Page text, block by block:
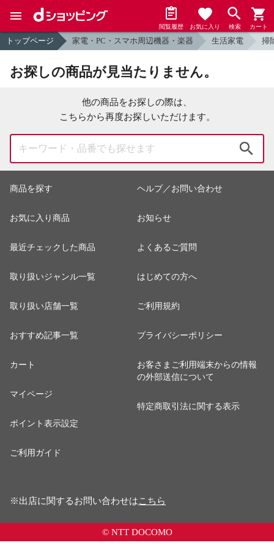
閲覧履歴 お気に入り 検索 カート
トップページ 家電・PC・スマホ周辺機器・楽器 生活家電 掃
お探しの商品が見当たりません。
他の商品をお探しの際は、
こちらから再度お探しいただけます。
商品を探す
お気に入り商品
最近チェックした商品
取り扱いジャンル一覧
取り扱い店舗一覧
おすすめ記事一覧
カート
マイページ
ポイント表示設定
ご利用ガイド
ヘルプ／お問い合わせ
お知らせ
よくあるご質問
はじめての方へ
ご利用規約
プライバシーポリシー
お客さまご利用端末からの情報
の外部送信について
特定商取引法に関する表示
※出店に関するお問い合わせはこちら
© NTT DOCOMO